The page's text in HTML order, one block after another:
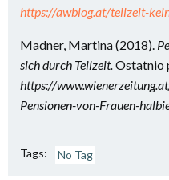
https://awblog.at/teilzeit-
Madner, Martina (2018).
sich durch Teilzeit. Ostatnio
https://
Pensionen-von-Frauen-
Tags: No Tag